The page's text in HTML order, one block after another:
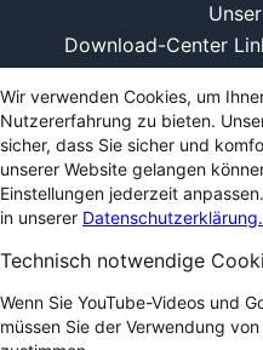
Download-Center
Wir verwenden Cookies, um
Nutzererfahrung zu bieten.
sicher, dass Sie sicher und
unserer Website gelangen
Einstellungen jederzeit
in unserer Datenschutzerklärung.
Technisch notwendige
Wenn Sie YouTube-Videos und
müssen Sie der Verwendung